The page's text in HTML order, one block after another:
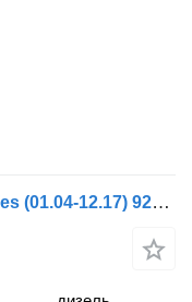
Енергоакумулятор Scania P-Series (01.04-12.17) 9254613500 до тягача Scania P,G,R,T-series (2004-2017)